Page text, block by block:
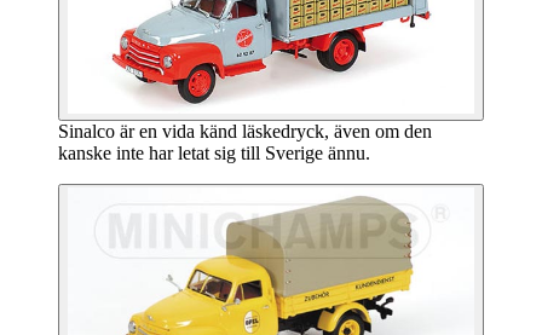
Sinalco är en vida känd läskedryck, även om den
kanske inte har letat sig till Sverige ännu.